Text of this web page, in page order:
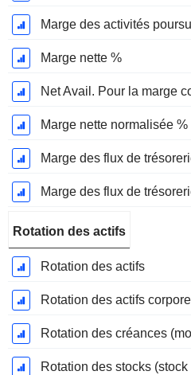
Marge des activités
Marge nette %
Net Avail. Pour la marge
Marge nette normalisée %
Rotation des actifs
Rotation des actifs
Rotation des actifs
Rotation des créances
Rotation des stocks (stock